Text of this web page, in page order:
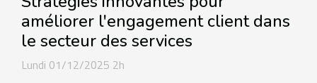
améliorer l'engagement client dans
le secteur des services
Lundi 01/12/2025 2h